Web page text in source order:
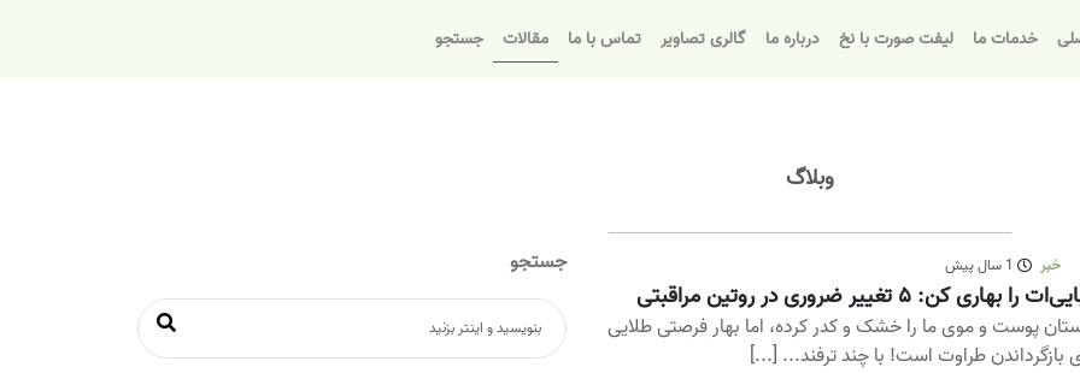
خدمات ما لیفت صورت با نخ درباره ما گالری تصاویر تماس با ما مقالات جستجو
وبلاگ
خبر 1 سال پیش
را بهاری کن: ۵ تغییر ضروری در روتین مراقبتی
پوست و موی ما را خشک و کدر کرده، اما بهار فرصتی طلایی
بازگرداندن طراوت است! با چند ترفند... [...]
جستجو